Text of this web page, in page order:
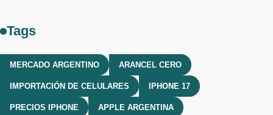
Tags
MERCADO ARGENTINO ARANCEL CERO
IMPORTACIÓN DE CELULARES IPHONE 17
PRECIOS IPHONE APPLE ARGENTINA